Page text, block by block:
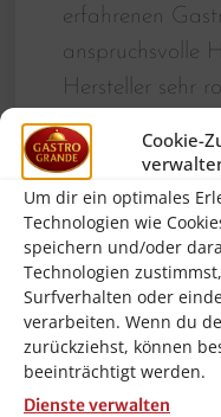
Cookie-
Um dir ein optimales
Technologien wie
speichern und/oder
Technologien
Surfverhalten oder
verarbeiten. Wenn du
zurückziehst, können
beeinträchtigt werden.
Dienste verwalten
erfahrenen
anspruchsvolle
Hersteller sehr
leicht zu
diesem Artikel
man ein
welches auch
gerecht wird!
und
Mit einem
Litern und einem
dieser Abfalleimer
Der